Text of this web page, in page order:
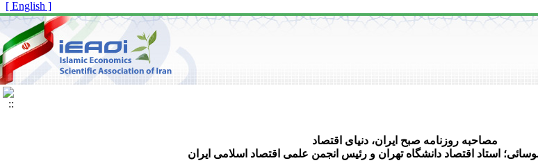
[ English ]
مصاحبه روزنامه صبح ایران، دنیای اقتصاد
استاد اقتصاد دانشگاه تهران و رئیس انجمن علمی اقتصاد اسلامی ایران